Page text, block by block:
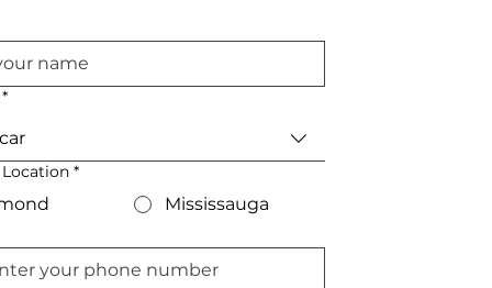
*
*
Mississauga